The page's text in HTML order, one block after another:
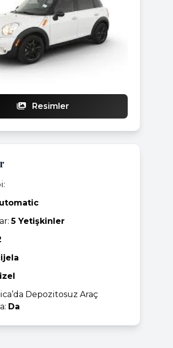
Resimler
5 Yetişkinler
Depozitosuz Araç
Da